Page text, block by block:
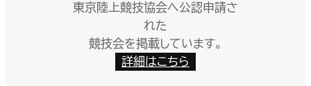
東京陸上競技協会へ公認申請さ
れた
競技会を掲載しています。
詳細はこちら